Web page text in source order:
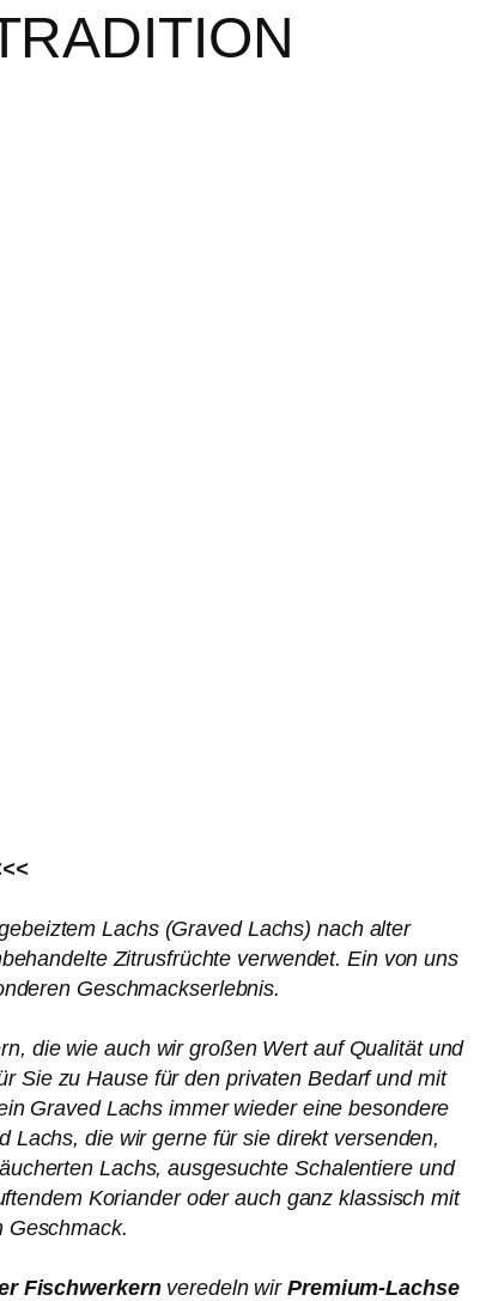
Lachs (Graved Lachs) nach alter
Zitrusfrüchte verwendet. Ein von uns
Geschmackserlebnis.
die wie auch wir großen Wert auf Qualität und
Sie zu Hause für den privaten Bedarf und mit
Graved Lachs immer wieder eine besondere
Lachs, die wir gerne für sie direkt versenden,
Lachs, ausgesuchte Schalentiere und
Koriander oder auch ganz klassisch mit
Geschmack.
Fischwerkernveredeln wirPremium-Lachse